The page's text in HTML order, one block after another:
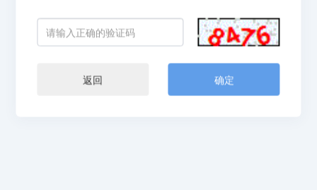
返回 确定